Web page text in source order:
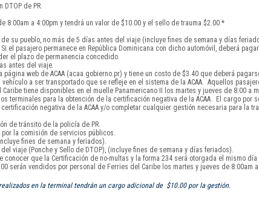
de PR.
8:00am a 4:00pm y tendrá un valor de $10.00 y el sello de trauma $2.00.*
su pueblo, no más de 5 días antes del viaje (incluye fines de semana y días
el pasajero permanece en República Dominicana con dicho automóvil, deberá
el plazo de permanencia concedido.
antes del viaje.
web de ACAA (acaa.gobierno.pr) y tiene un costo de $3.40 que deberá
a ser transportado que se refleje en el sistema de la ACAA. Aquellos
tiene disponibles en el muelle Panamericano II los martes y jueves de 8:00
terminales para la obtención de la certificación negativa de la ACAA. El cargo por
negativa de la ACAA y/o completar cualquier gestión necesaria para la
de tránsito de la policía de PR.
la comisión de servicios públicos.
fines de semana y feriados).
viaje (Ponche y Sello de DTOP), (incluye fines de semana y días feriados).
que la Certificación de no-multas y la forma 234 será otorgada el mismo
serán vendidos por personal de Ferries del Caribe los martes y jueves de 8:00am
en la terminal tendrán un cargo adicional de $10.00 por la gestión.